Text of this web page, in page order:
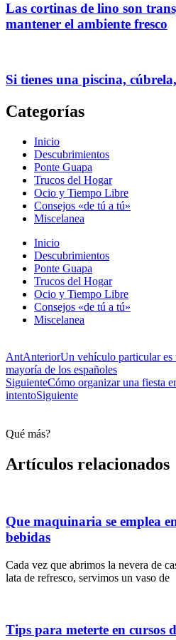
Las cortinas de lino son
mantener el ambiente fresco
Si tienes una piscina,
Categorías
Inicio
Descubrimientos
Ponte Guapa
Trucos del Hogar
Ocio y Tiempo Libre
Consejos «de tú a tú»
Miscelanea
Inicio
Descubrimientos
Ponte Guapa
Trucos del Hogar
Ocio y Tiempo Libre
Consejos «de tú a tú»
Miscelanea
AntAnteriorUn vehículo particular es
mayoría de los españoles
SiguienteCómo organizar una fiesta
intentoSiguiente
Qué más?
Artículos relacionados
Que maquinaria se emplea
bebidas
Cada vez que abrimos la nevera de
lata de refresco, servimos un vaso de
Tips para meterte en cursos